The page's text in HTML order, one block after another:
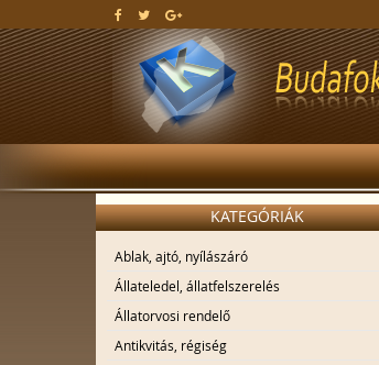
KATEGÓRIÁK
Ablak, ajtó, nyílászáró
Állateledel, állatfelszerelés
Állatorvosi rendelő
Antikvitás, régiség